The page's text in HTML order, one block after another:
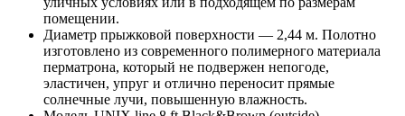
помещении.
Диаметр прыжковой поверхности — 2,44 м. Полотно
изготовлено из современного полимерного материала
перматрона, который не подвержен непогоде,
эластичен, упруг и отлично переносит прямые
солнечные лучи, повышенную влажность.